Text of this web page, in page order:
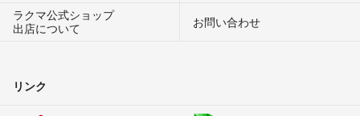
ラクマ公式ショップ
出店について
お問い合わせ
リンク